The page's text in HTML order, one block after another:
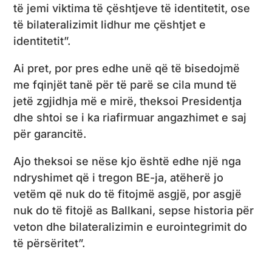
të jemi viktima të çështjeve të identitetit, ose
të bilateralizimit lidhur me çështjet e
identitetit”.
Ai pret, por pres edhe unë që të bisedojmë
me fqinjët tanë për të parë se cila mund të
jetë zgjidhja më e mirë, theksoi Presidentja
dhe shtoi se i ka riafirmuar angazhimet e saj
për garancitë.
Ajo theksoi se nëse kjo është edhe një nga
ndryshimet që i tregon BE-ja, atëherë jo
vetëm që nuk do të fitojmë asgjë, por asgjë
nuk do të fitojë as Ballkani, sepse historia për
veton dhe bilateralizimin e eurointegrimit do
të përsëritet”.